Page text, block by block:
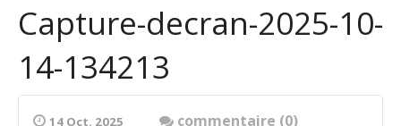
Capture-decran-2025-10-
14-134213
14 Oct. 2025
commentaire (0)